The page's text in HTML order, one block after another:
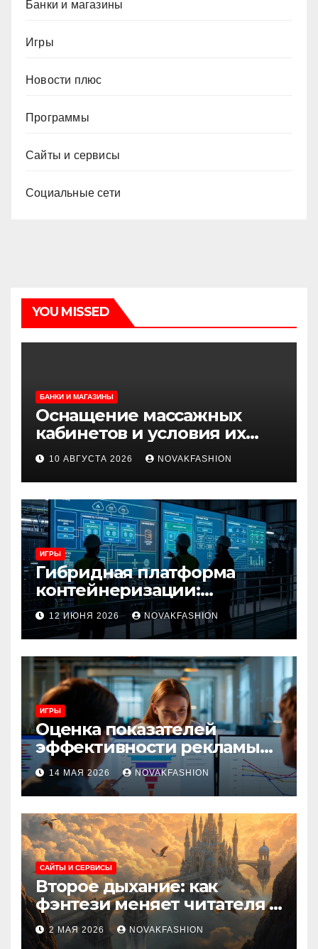
Банки и магазины
Игры
Новости плюс
Программы
Сайты и сервисы
Социальные сети
YOU MISSED
БАНКИ И МАГАЗИНЫ
Оснащение массажных
кабинетов и условия их
почасовой или
долгосрочной аренды
10 АВГУСТА 2026 NOVAKFASHION
ИГРЫ
Гибридная платформа
контейнеризации:
архитектура, особенности
и сценарии использования
12 ИЮНЯ 2026 NOVAKFASHION
ИГРЫ
Оценка показателей
эффективности рекламы
при атрибуции
множественных точек
касания
14 МАЯ 2026 NOVAKFASHION
САЙТЫ И СЕРВИСЫ
Второе дыхание: как
фэнтези меняет читателя и
культуру
2 МАЯ 2026 NOVAKFASHION